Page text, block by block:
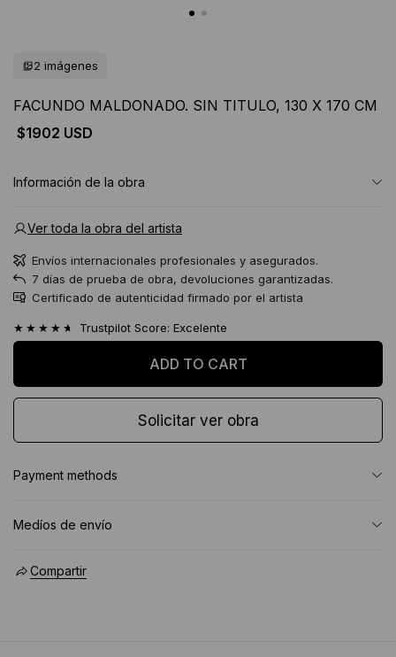
2 imágenes
FACUNDO MALDONADO. SIN TITULO, 130 X 170 CM
$1902 USD
Información de la obra
Ver toda la obra del artista
Envíos internacionales profesionales y asegurados.
7 días de prueba de obra, devoluciones garantizadas.
Certificado de autenticidad firmado por el artista
★★★★★ Trustpilot Score: Excelente
Solicitar ver obra
Payment methods
Medíos de envío
Compartir